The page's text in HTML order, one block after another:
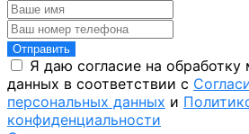
Отправить
Я даю согласие на
данных в соответствии с
персональных данных и
конфиденциальности